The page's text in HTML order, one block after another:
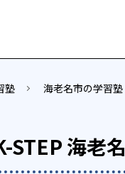
塾 海老名市の学習塾
STEP 海老名